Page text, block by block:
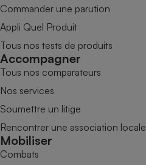
Commander une parution
Appli Quel Produit
Tous nos tests de produits
Accompagner
Tous nos comparateurs
Nos services
Soumettre un litige
Rencontrer une association locale
Mobiliser
Combats